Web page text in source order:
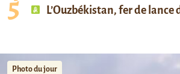
L’Ouzbékistan, fer de
Photo du jour